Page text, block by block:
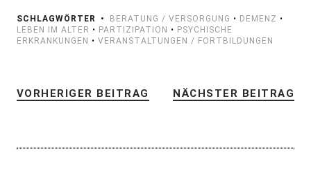
SCHLAGWÖRTER BERATUNG / VERSORGUNG • DEMENZ •
LEBEN IM ALTER • PARTIZIPATION • PSYCHISCHE
ERKRANKUNGEN • VERANSTALTUNGEN / FORTBILDUNGEN
VORHERIGER BEITRAG NÄCHSTER BEITRAG